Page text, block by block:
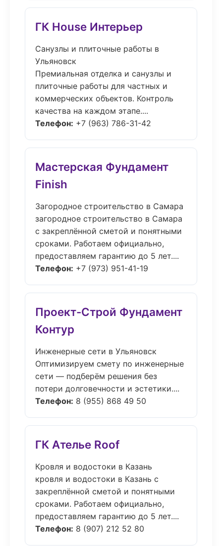
ГК House Интерьер
Санузлы и плиточные работы в
Ульяновск
Премиальная отделка и санузлы и
плиточные работы для частных и
коммерческих объектов. Контроль
качества на каждом этапе....
Телефон: +7 (963) 786-31-42
Мастерская Фундамент
Finish
Загородное строительство в Самара
загородное строительство в Самара
с закреплённой сметой и понятными
сроками. Работаем официально,
предоставляем гарантию до 5 лет....
Телефон: +7 (973) 951-41-19
Проект-Строй Фундамент
Контур
Инженерные сети в Ульяновск
Оптимизируем смету по инженерные
сети — подберём решения без
потери долговечности и эстетики....
Телефон: 8 (955) 868 49 50
ГК Ателье Roof
Кровля и водостоки в Казань
кровля и водостоки в Казань с
закреплённой сметой и понятными
сроками. Работаем официально,
предоставляем гарантию до 5 лет....
Телефон: 8 (907) 212 52 80